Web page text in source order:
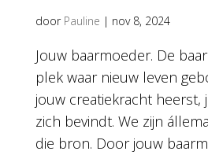
door Pauline | nov 8, 2024
Jouw baarmoeder. De
plek waar nieuw leven
jouw creatiekracht
zich bevindt. We zijn
die bron. Door jouw